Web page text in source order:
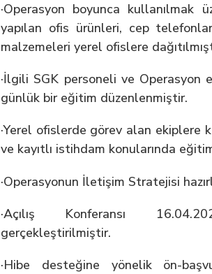
·Operasyon boyunca kullanılmak
yapılan ofis ürünleri, cep
malzemeleri yerel ofislere
·İlgili SGK personeli ve Operasyon
günlük bir eğitim düzenlenmiştir.
·Yerel ofislerde görev alan ekiplere
ve kayıtlı istihdam konularında
·Operasyonun İletişim Stratejisi
·Açılış Konferansı
gerçekleştirilmiştir.
·Hibe desteğine yönelik ön-